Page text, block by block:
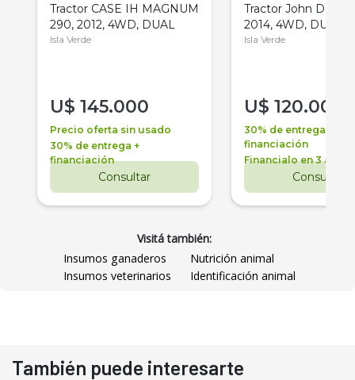
Tractor CASE IH MAGNUM
290, 2012, 4WD, DUAL
Isla Verde
U$ 145.000
Precio oferta sin usado
30% de entrega +
financiación
Consultar
Tractor John Deere
2014, 4WD, DUAL
Isla Verde
U$ 120.000
30% de entrega +
financiación
Financialo en 3 años
Consultar
Visitá también:
Insumos ganaderos
Nutrición animal
Insumos veterinarios
Identificación animal
También puede interesarte